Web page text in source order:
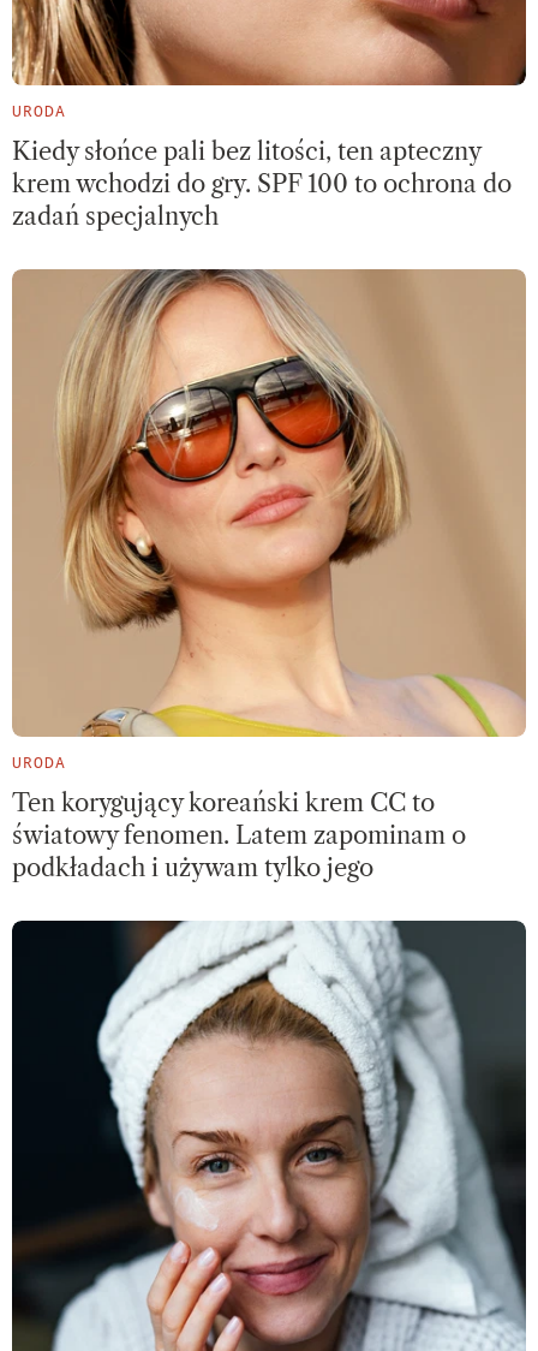
URODA
Kiedy słońce pali bez litości, ten apteczny
krem wchodzi do gry. SPF 100 to ochrona do
zadań specjalnych
URODA
Ten korygujący koreański krem CC to
światowy fenomen. Latem zapominam o
podkładach i używam tylko jego